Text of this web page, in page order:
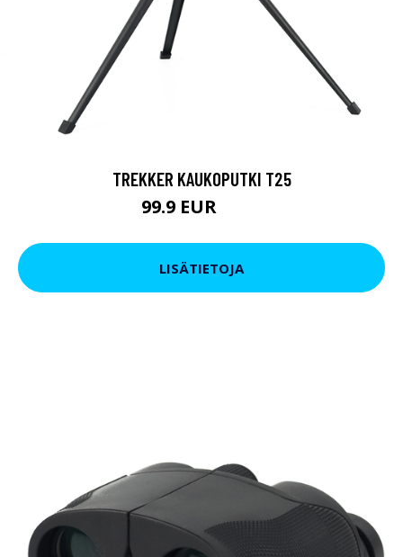
TREKKER KAUKOPUTKI T25
99.9 EUR
LISÄTIETOJA